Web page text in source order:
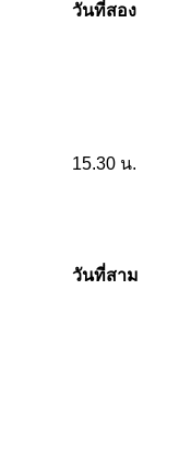
วันที่สอง
15.30 น.
วันที่สาม